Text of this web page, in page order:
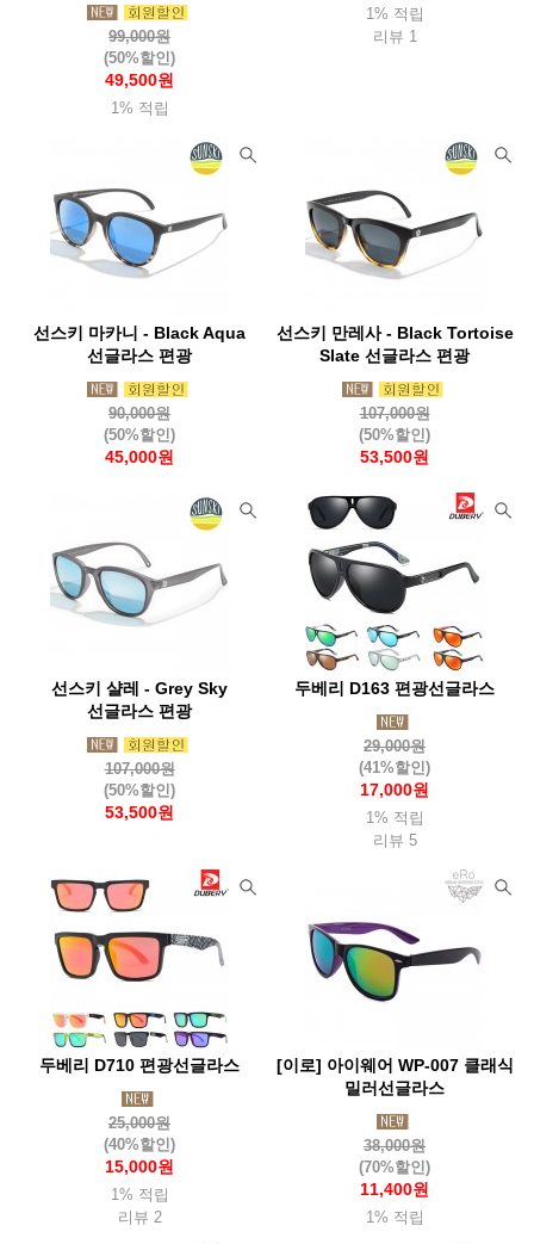
99,000원
(50%할인)
49,500원
1% 적립
1% 적립
리뷰 1
선스키 마카니 - Black Aqua
선글라스 편광
90,000원
(50%할인)
45,000원
선스키 만레사 - Black Tortoise
Slate 선글라스 편광
107,000원
(50%할인)
53,500원
선스키 샬레 - Grey Sky
선글라스 편광
107,000원
(50%할인)
53,500원
두베리 D163 편광선글라스
29,000원
(41%할인)
17,000원
1% 적립
리뷰 5
두베리 D710 편광선글라스
25,000원
(40%할인)
15,000원
1% 적립
리뷰 2
[이로] 아이웨어 WP-007 클래식
밀러선글라스
38,000원
(70%할인)
11,400원
1% 적립